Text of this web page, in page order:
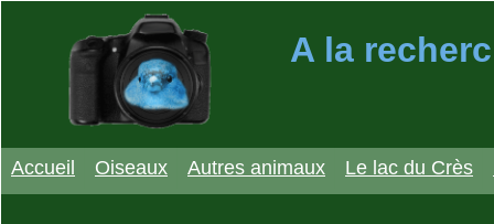
A la
Accueil Oiseaux Autres animaux Le lac du Crès